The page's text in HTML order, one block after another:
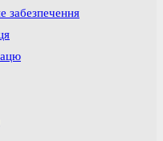
забезпечення